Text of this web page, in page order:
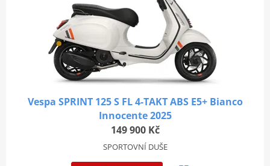
Vespa SPRINT 125 S FL 4-TAKT ABS E5+ Bianco
Innocente 2025
149 900 Kč
SPORTOVNÍ DUŠE